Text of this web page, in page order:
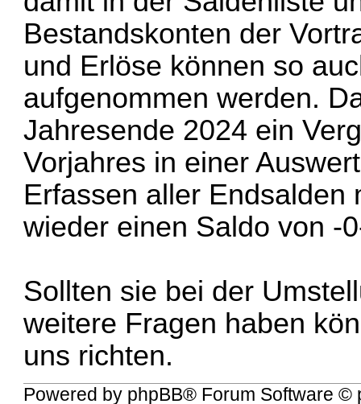
Bestandskonten der
und Erlöse können so
aufgenommen werden.
Jahresende 2024 ein
Vorjahres in einer
Erfassen aller Endsalden
wieder einen Saldo von -
Sollten sie bei der
weitere Fragen haben
uns richten.
Powered by phpBB® Forum Software ©